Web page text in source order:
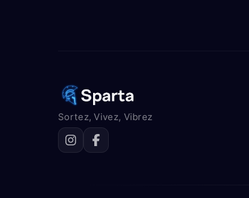
Sortez, Vivez, Vibrez